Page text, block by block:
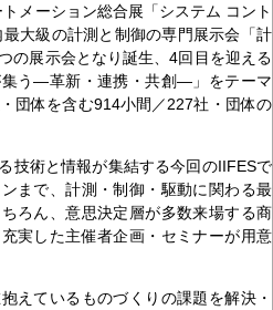
メーション総合展「システム コント
大級の計測と制御の専門展示会「計
の展示会となり誕生、4回目を迎える
う―革新・連携・共創―」をテーマ
団体を含む914小間／227社・団体の
技術と情報が集結する今回のIIFESで
まで、計測・制御・駆動に関わる最
ろん、意思決定層が多数来場する商
実した主催者企画・セミナーが用意
えているものづくりの課題を解決・